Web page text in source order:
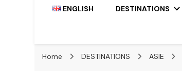
ENGLISH DESTINATIONS
Home DESTINATIONS ASIE